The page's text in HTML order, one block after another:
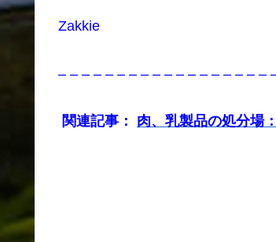
Zakkie
– – – – – – – – – – – – – – – – – –
関連記事： 肉、乳製品の処分場